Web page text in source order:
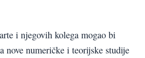
i njegovih kolega mogao bi
nove numeričke i teorijske studije